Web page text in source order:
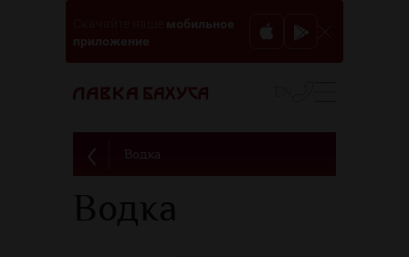
мобильное
приложение
Водка